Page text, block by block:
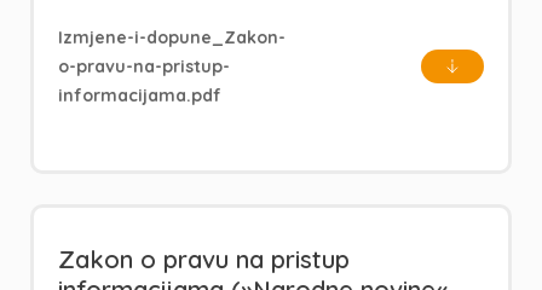
Izmjene-i-dopune_Zakon-
o-pravu-na-pristup-
informacijama.pdf
Zakon o pravu na pristup